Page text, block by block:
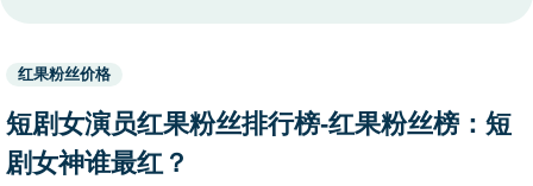
Used
before
names.
红果粉丝价格
短剧女演员红果粉丝排行榜-红果粉丝榜：短
剧女神谁最红？